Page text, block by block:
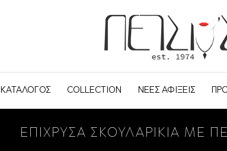
ΚΑΤΑΛΟΓΟΣ COLLECTION ΝΕΕΣ ΑΦΙΞΕΙΣ
ΕΠΙΧΡΥΣΑ ΣΚΟΥΛΑΡΙΚΙΑ ΜΕ